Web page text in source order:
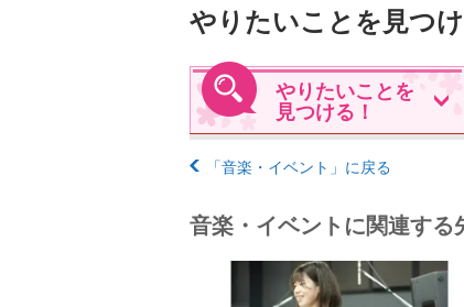
やりたいことを見つけ
やりたいことを
見つける！
「音楽・イベント」に戻る
音楽・イベントに関連する